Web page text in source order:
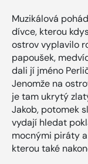
Muzikálová
dívce, kterou
ostrov vyplavilo
papoušek,
dali jí jméno
Jenomže na
je tam ukrytý
Jakob, potomek
vydají hledat
mocnými piráty
kterou také